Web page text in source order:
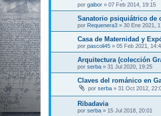
por gaibor » 07 Feb 2014, 19:15
Sanatorio psiquiátrico de
por Requenera3 » 30 Ene 2021,
Casa de Maternidad y
por pascoli45 » 05 Feb 2021,
Arquitectura (colección
por serba » 31 Jul 2020, 19:25
Claves del románico en
por serba » 31 Oct 2012,
Ribadavia
por serba » 15 Jul 2018, 20:01